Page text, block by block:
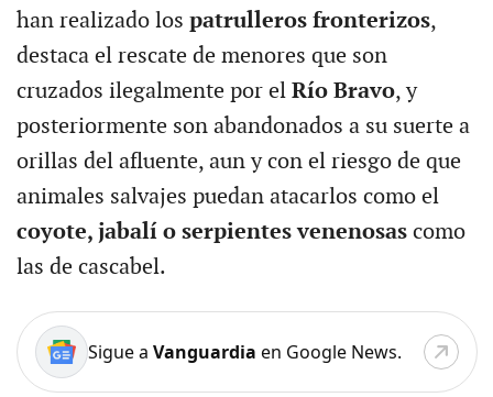
han realizado los patrulleros fronterizos,
destaca el rescate de menores que son
cruzados ilegalmente por el Río Bravo, y
posteriormente son abandonados a su suerte a
orillas del afluente, aun y con el riesgo de que
animales salvajes puedan atacarlos como el
coyote, jabalí o serpientes venenosas como
las de cascabel.
Sigue a Vanguardia en Google News.